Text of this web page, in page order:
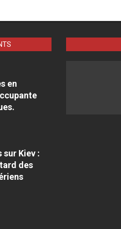
en
sur Kiev :
des